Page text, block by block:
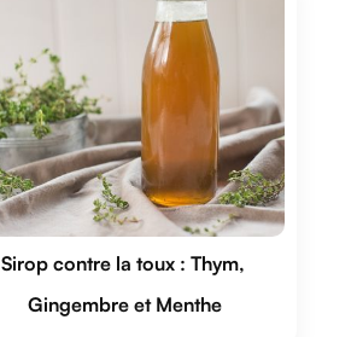
Sirop contre la toux : Thym,
Gingembre et Menthe